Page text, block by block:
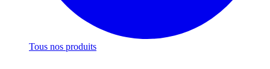
Tous nos produits